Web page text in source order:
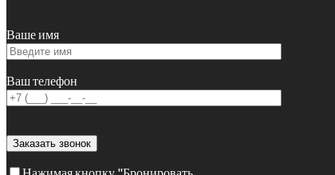
Ваше имя
Ваш телефон